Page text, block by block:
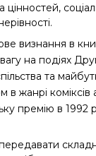
цінностей,
визнання в
на подіях
та
в жанрі коміксів
премію в 1992